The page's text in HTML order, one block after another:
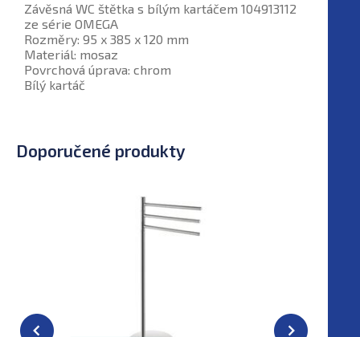
Závěsná WC štětka s bílým kartáčem 104913112
ze série OMEGA
Rozměry: 95 x 385 x 120 mm
Materiál: mosaz
Povrchová úprava: chrom
Bílý kartáč
Doporučené produkty